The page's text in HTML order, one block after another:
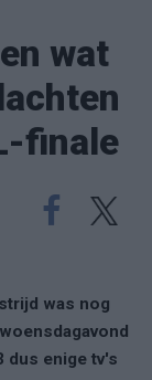
wat
finale
was nog
dus enige tv's